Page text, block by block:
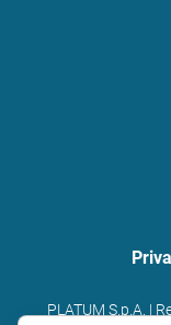
PLATUM S.p.A. |